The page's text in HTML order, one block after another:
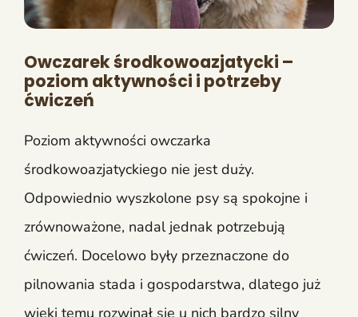
Owczarek środkowoazjatycki –
poziom aktywności i potrzeby
ćwiczeń
Poziom aktywności owczarka
środkowoazjatyckiego nie jest duży.
Odpowiednio wyszkolone psy są spokojne i
zrównoważone, nadal jednak potrzebują
ćwiczeń. Docelowo były przeznaczone do
pilnowania stada i gospodarstwa, dlatego już
wieki temu rozwinął się u nich bardzo silny